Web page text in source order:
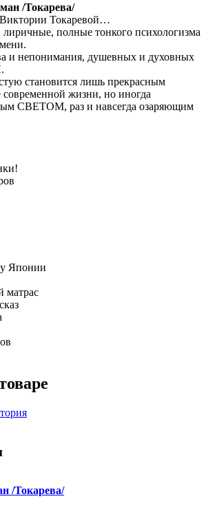
/Токарева/
Токаревой…
полные тонкого психологизма
и непонимания, душевных и духовных
становится лишь прекрасным
современной жизни, но иногда
СВЕТОМ, раз и навсегда озаряющим
Японии
матрас
/Токарева/